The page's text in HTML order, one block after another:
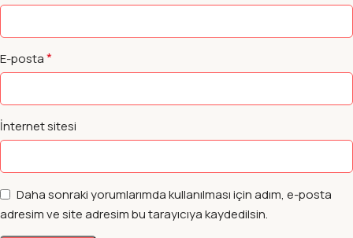
E-posta*
İnternet sitesi
Daha sonraki yorumlarımda kullanılması için adım, e-posta
adresim ve site adresim bu tarayıcıya kaydedilsin.